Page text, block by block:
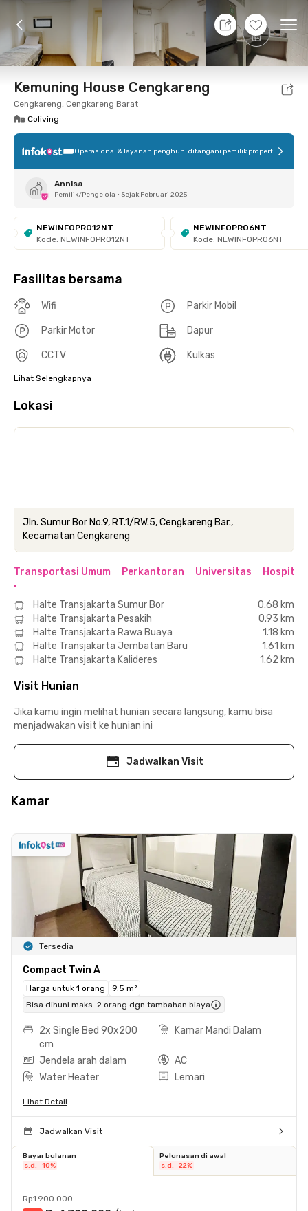
+5
8 Agt 26 - Belum tahu
Foto Fasilitas bersama Lokasi Kamar
Kemuning House Cengkareng
Cengkareng, Cengkareng Barat
Coliving
Operasional & layanan penghuni ditangani pemilik properti
Annisa
Pemilik/Pengelola • Sejak Februari 2025
NEWINFOPRO12NT
Kode: NEWINFOPRO12NT
NEWINFOPRO6NT
Kode: NEWINFOPRO6NT
Fasilitas bersama
Wifi Parkir Mobil
Parkir Motor Dapur
CCTV Kulkas
Lihat Selengkapnya
Lokasi
Jln. Sumur Bor No.9, RT.1/RW.5, Cengkareng Bar.,
Kecamatan Cengkareng
Transportasi Umum Perkantoran Universitas Hospital
Halte Transjakarta Sumur Bor
0.68 km
Halte Transjakarta Pesakih
0.93 km
Halte Transjakarta Rawa Buaya
1.18 km
Halte Transjakarta Jembatan Baru
1.61 km
Halte Transjakarta Kalideres
1.62 km
Visit Hunian
Jika kamu ingin melihat hunian secara langsung, kamu bisa
menjadwakan visit ke hunian ini
Jadwalkan Visit
Kamar
Tersedia
Compact Twin A
Harga untuk 1 orang
9.5 m²
Bisa dihuni maks. 2 orang dgn tambahan biaya
2x Single Bed 90x200
cm
Kamar Mandi Dalam
Jendela arah dalam
AC
Water Heater
Lemari
Lihat Detail
Jadwalkan Visit
Bayar bulanan
s.d. -10%
Pelunasan di awal
s.d. -22%
Rp1.900.000